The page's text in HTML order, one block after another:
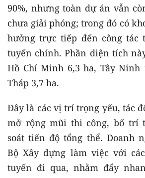
90%, nhưng toàn dự án vẫn
chưa giải phóng; trong đó có
hưởng trực tiếp đến công tác
tuyến chính. Phần diện tích
Hồ Chí Minh 6,3 ha, Tây Ninh
Tháp 3,7 ha.
Đây là các vị trí trọng yếu, tác
mở rộng mũi thi công, bố trí
soát tiến độ tổng thể. Doanh
Bộ Xây dựng làm việc với
tuyến đi qua, nhằm đẩy